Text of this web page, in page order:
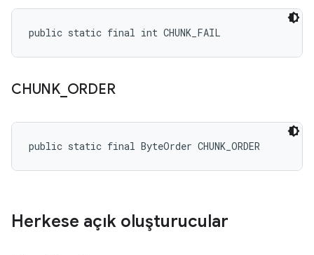
public static final int CHUNK_FAIL
CHUNK_ ORDER
public static final ByteOrder CHUNK_ORDER
Herkese açık oluşturucular